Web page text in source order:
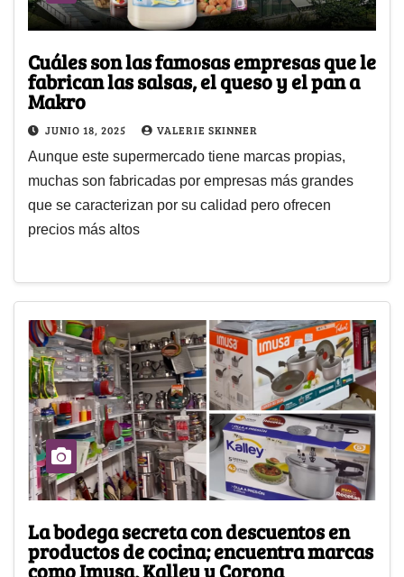
Cuáles son las famosas empresas que le
fabrican las salsas, el queso y el pan a
Makro
JUNIO 18, 2025 VALERIE SKINNER
Aunque este supermercado tiene marcas propias,
muchas son fabricadas por empresas más grandes
que se caracterizan por su calidad pero ofrecen
precios más altos
La bodega secreta con descuentos en
productos de cocina; encuentra marcas
como Imusa, Kalley y Corona